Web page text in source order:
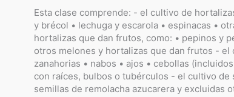
Esta clase comprende: - el cultivo de
y brécol • lechuga y escarola • espinacas •
hortalizas que dan frutos, como: • pepinos y
otros melones y hortalizas que dan frutos -
zanahorias • nabos • ajos • cebollas
con raíces, bulbos o tubérculos - el cultivo
semillas de remolacha azucarera y excluidas